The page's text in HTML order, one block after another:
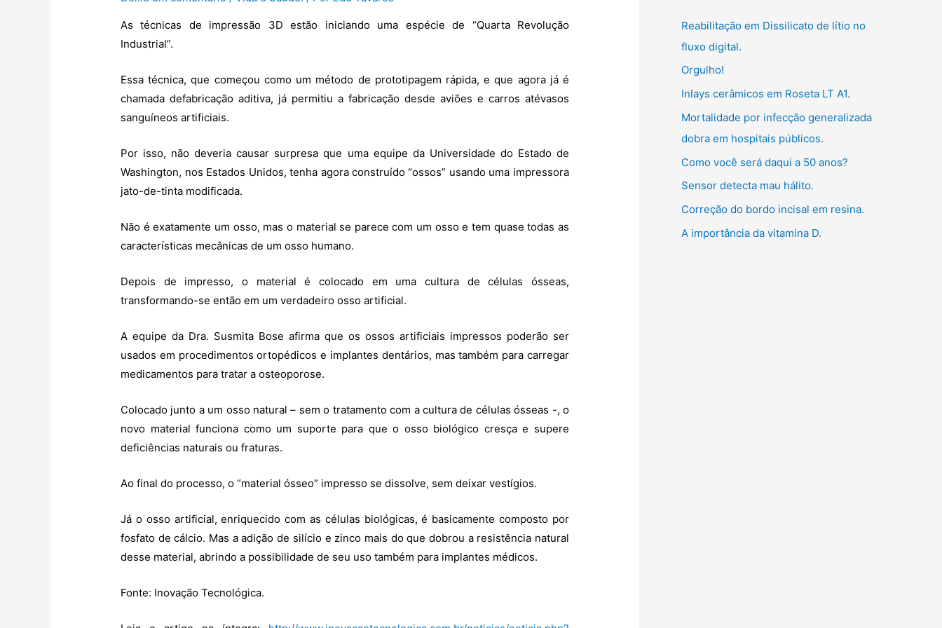
As técnicas de impressão 3D estão iniciando uma espécie de “Quarta Revolução
Industrial”.
Essa técnica, que começou como um método de prototipagem rápida, e que agora já é
chamada defabricação aditiva, já permitiu a fabricação desde aviões e carros atévasos
sanguíneos artificiais.
Por isso, não deveria causar surpresa que uma equipe da Universidade do Estado de
Washington, nos Estados Unidos, tenha agora construído “ossos” usando uma impressora
jato-de-tinta modificada.
Não é exatamente um osso, mas o material se parece com um osso e tem quase todas as
características mecânicas de um osso humano.
Depois de impresso, o material é colocado em uma cultura de células ósseas,
transformando-se então em um verdadeiro osso artificial.
A equipe da Dra. Susmita Bose afirma que os ossos artificiais impressos poderão ser
usados em procedimentos ortopédicos e implantes dentários, mas também para carregar
medicamentos para tratar a osteoporose.
Colocado junto a um osso natural – sem o tratamento com a cultura de células ósseas -, o
novo material funciona como um suporte para que o osso biológico cresça e supere
deficiências naturais ou fraturas.
Ao final do processo, o “material ósseo” impresso se dissolve, sem deixar vestígios.
Já o osso artificial, enriquecido com as células biológicas, é basicamente composto por
fosfato de cálcio. Mas a adição de silício e zinco mais do que dobrou a resistência natural
desse material, abrindo a possibilidade de seu uso também para implantes médicos.
Fonte: Inovação Tecnológica.
o
r
i
a
s
Reabilitação em Dissilicato de lítio no
fluxo digital.
Orgulho!
Inlays cerâmicos em Roseta LT A1.
Mortalidade por infecção generalizada
dobra em hospitais públicos.
Como você será daqui a 50 anos?
Sensor detecta mau hálito.
Correção do bordo incisal em resina.
A importância da vitamina D.